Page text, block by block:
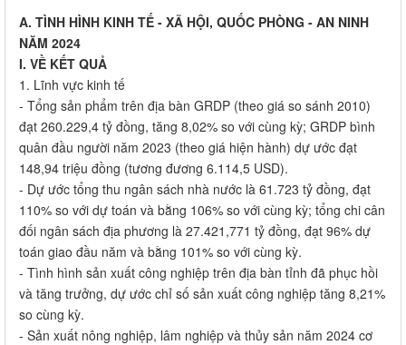
​A. TÌNH HÌNH KINH TẾ - XÃ HỘI, QUỐC PHÒNG - AN NINH
NĂM 2024
​I. VỀ KẾT QUẢ
1. Lĩnh vực kinh tế
- Tổng sản phẩm trên địa bàn GRDP (theo giá so sánh 2010)
đạt 260.229,4 tỷ đồng, tăng 8,02% so với cùng kỳ; GRDP bình
quân đầu người năm 2023 (theo giá hiện hành) dự ước đạt
148,94 triệu đồng (tương đương 6.114,5 USD).
- Dự ước tổng thu ngân sách nhà nước là 61.723 tỷ đồng, đạt
110% so với dự toán và bằng 106% so với cùng kỳ; tổng chi cân
đối ngân sách địa phương là 27.421,771 tỷ đồng, đạt 96% dự
toán giao đầu năm và bằng 101% so với cùng kỳ.
- Tình hình sản xuất công nghiệp trên địa bàn tỉnh đã phục hồi
và tăng trưởng, dự ước chỉ số sản xuất công nghiệp tăng 8,21%
so cùng kỳ.
- Sản xuất nông nghiệp, lâm nghiệp và thủy sản năm 2024 cơ